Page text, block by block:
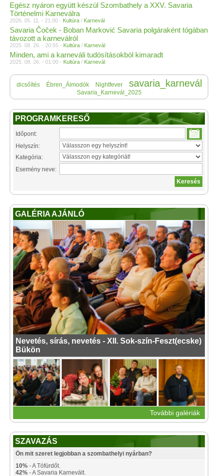
Egész nyáron együtt készül Szombathely a XXV. Savaria
Történelmi Karneválra
2026. 05. 11. - 21:00 - Kultúra / Karnevál
Savaria Čoček - Boban Marković Savaria polgáraként tógában
távozott a karneválról
2025. 08. 26. - 20:55 - Kultúra / Karnevál
Minden, ami a karneváli tudósításokból kimaradt
2025. 08. 26. - 01:00 - Kultúra / Karnevál
dicsőítés Ébren_Álmodók Nightfever savaria_karnevál
Savaria_Karnevál_2025
PROGRAMKERESŐ
Időpont:
Helyszín:
Kategória:
Esemény neve:
GALÉRIA AJÁNLÓ
Nevetés, sírás, nevetés - XII. Sok-szín-Feszt(ecske)
Bükön
További galériák
SZAVAZÁS
Ön mit szeret legjobban a szombathelyi nyárban?
10% - A Tófürdőt.
42% - A Savaria Karnevált.